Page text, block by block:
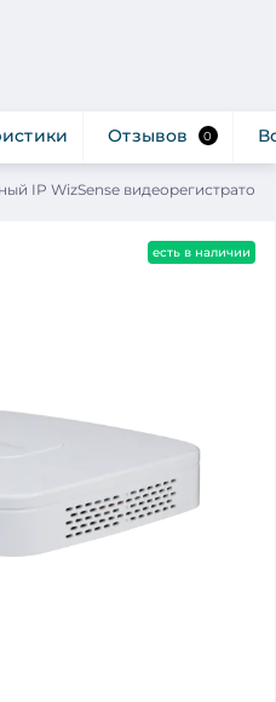
IP WizSense видеорегистратор
Отзывов 0
есть в наличии